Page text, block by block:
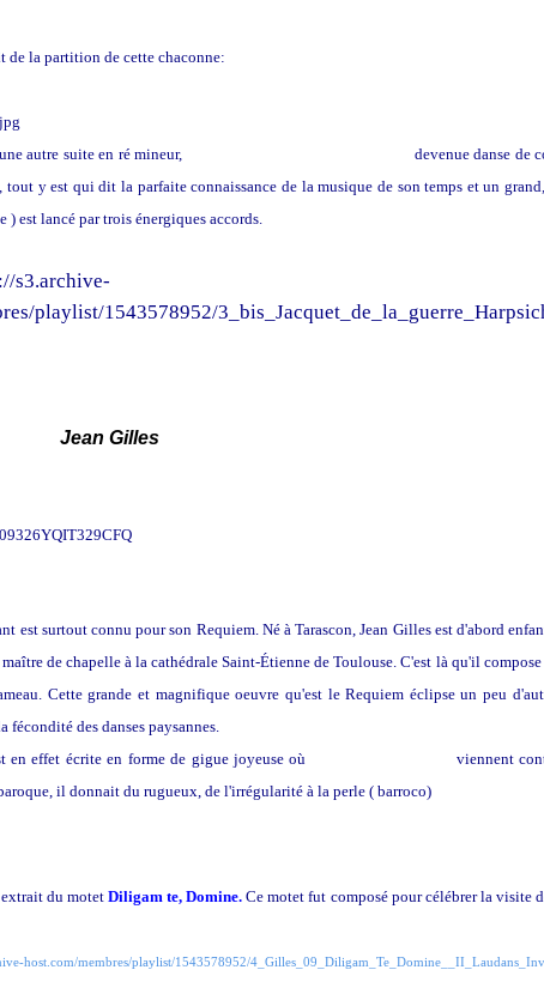
de la partition de cette chaconne:
autre suite en ré mineur,
devenue danse de
tout y est qui dit la parfaite connaissance de la musique de son temps et un
) est lancé par trois énergiques accords.
s3.archive-
playlist/1543578952/
Jean Gilles
est surtout connu pour son Requiem. Né à Tarascon, Jean Gilles est d'abord
de chapelle à la cathédrale Saint-Étienne de Toulouse. C'est là qu'il compose
Cette grande et magnifique oeuvre qu'est le Requiem éclipse un peu
des danses paysannes.
en effet écrite en forme de gigue joyeuse où
viennent
il donnait du rugueux, de l'irrégularité à la perle ( barroco)
, extrait du motet Diligam te, Domine. Ce motet fut composé pour célébrer la visite
host.com/membres/playlist/1543578952/